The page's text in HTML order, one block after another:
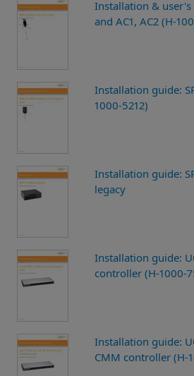
Installation & user's
and AC1, AC2 (H-
Installation guide:
1000-5212)
Installation guide:
legacy
Installation guide:
controller (H-1000-
Installation guide:
CMM controller (H-